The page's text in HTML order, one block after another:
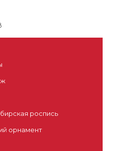
роспись
орнамент